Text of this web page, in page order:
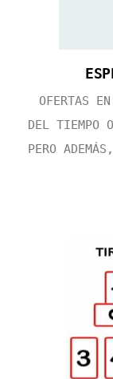
OFERTAS
DEL TIEMPO
PERO